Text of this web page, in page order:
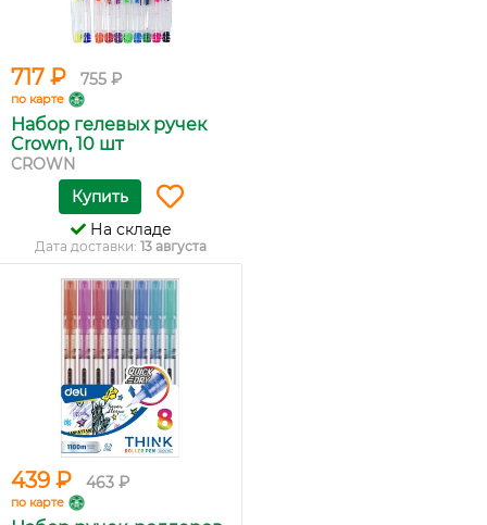
717 ₽ 755 ₽
по карте
Набор гелевых ручек
Crown, 10 шт
CROWN
Купить
На складе
Дата доставки: 13 августа
439 ₽ 463 ₽
по карте